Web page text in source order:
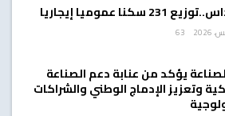
سكنا عموميا إيجاريا
63
يؤكد من عنابة دعم الصناعة
وتعزيز الإدماج الوطني والشراكات